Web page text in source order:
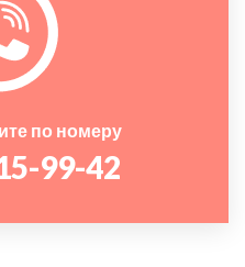
по номеру
99-42